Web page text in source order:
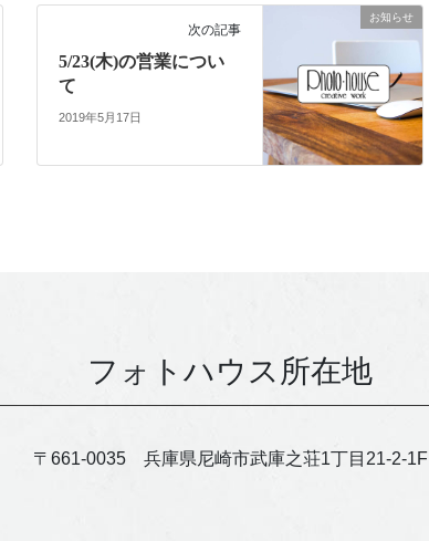
お知らせ
次の記事
5/23(木)の営業につい
て
2019年5月17日
フォトハウス所在地
〒661-0035 兵庫県尼崎市武庫之荘1丁目21-2-1F